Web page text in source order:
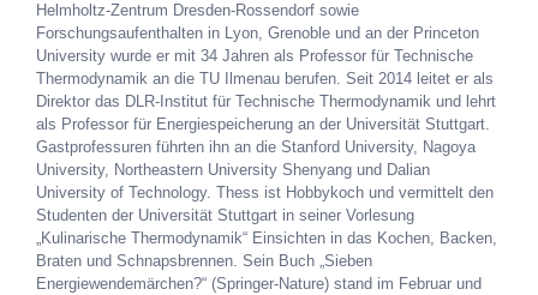
Helmholtz-Zentrum Dresden-Rossendorf sowie
Forschungsaufenthalten in Lyon, Grenoble und an der Princeton
University wurde er mit 34 Jahren als Professor für Technische
Thermodynamik an die TU Ilmenau berufen. Seit 2014 leitet er als
Direktor das DLR-Institut für Technische Thermodynamik und lehrt
als Professor für Energiespeicherung an der Universität Stuttgart.
Gastprofessuren führten ihn an die Stanford University, Nagoya
University, Northeastern University Shenyang und Dalian
University of Technology. Thess ist Hobbykoch und vermittelt den
Studenten der Universität Stuttgart in seiner Vorlesung
„Kulinarische Thermodynamik“ Einsichten in das Kochen, Backen,
Braten und Schnapsbrennen. Sein Buch „Sieben
Energiewendemärchen?“ (Springer-Nature) stand im Februar und